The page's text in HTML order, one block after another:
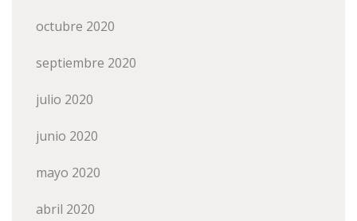
octubre 2020
septiembre 2020
julio 2020
junio 2020
mayo 2020
abril 2020